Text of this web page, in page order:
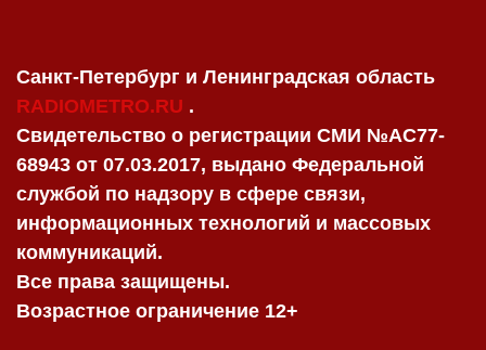
Санкт-Петербург и Ленинградская область
RADIOMETRO.RU .
Свидетельство о регистрации СМИ №AC77-
68943 от 07.03.2017, выдано Федеральной
службой по надзору в сфере связи,
информационных технологий и массовых
коммуникаций.
Все права защищены.
Возрастное ограничение 12+